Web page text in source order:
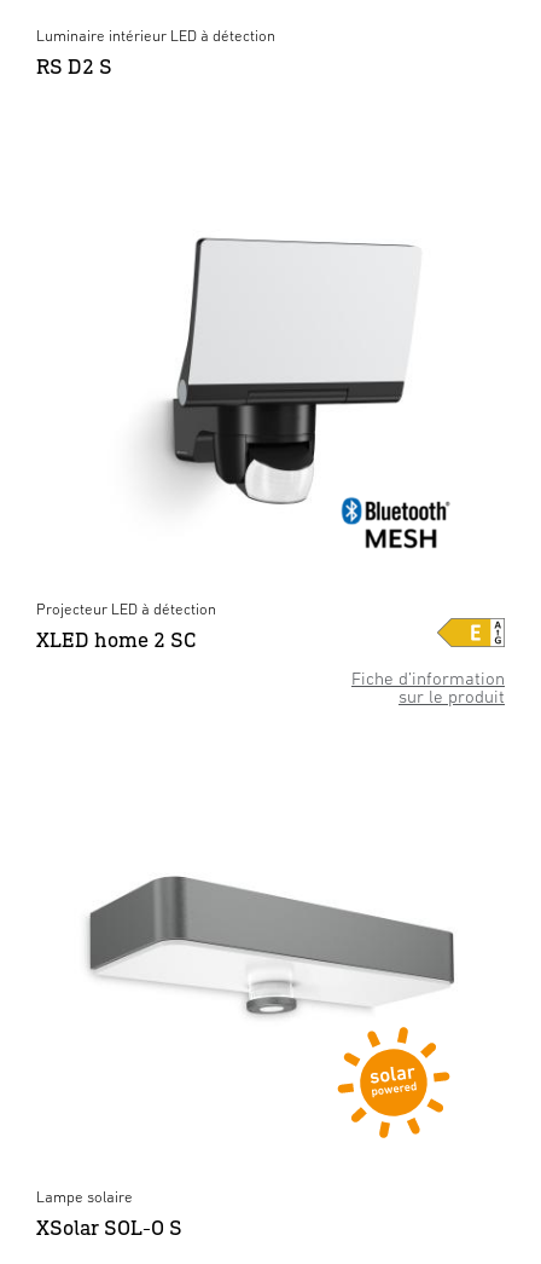
Luminaire intérieur LED à détection
RS D2 S
Fiche d’information
sur le produit
Projecteur LED à détection
XLED home 2 SC
Lampe solaire
XSolar SOL-O S